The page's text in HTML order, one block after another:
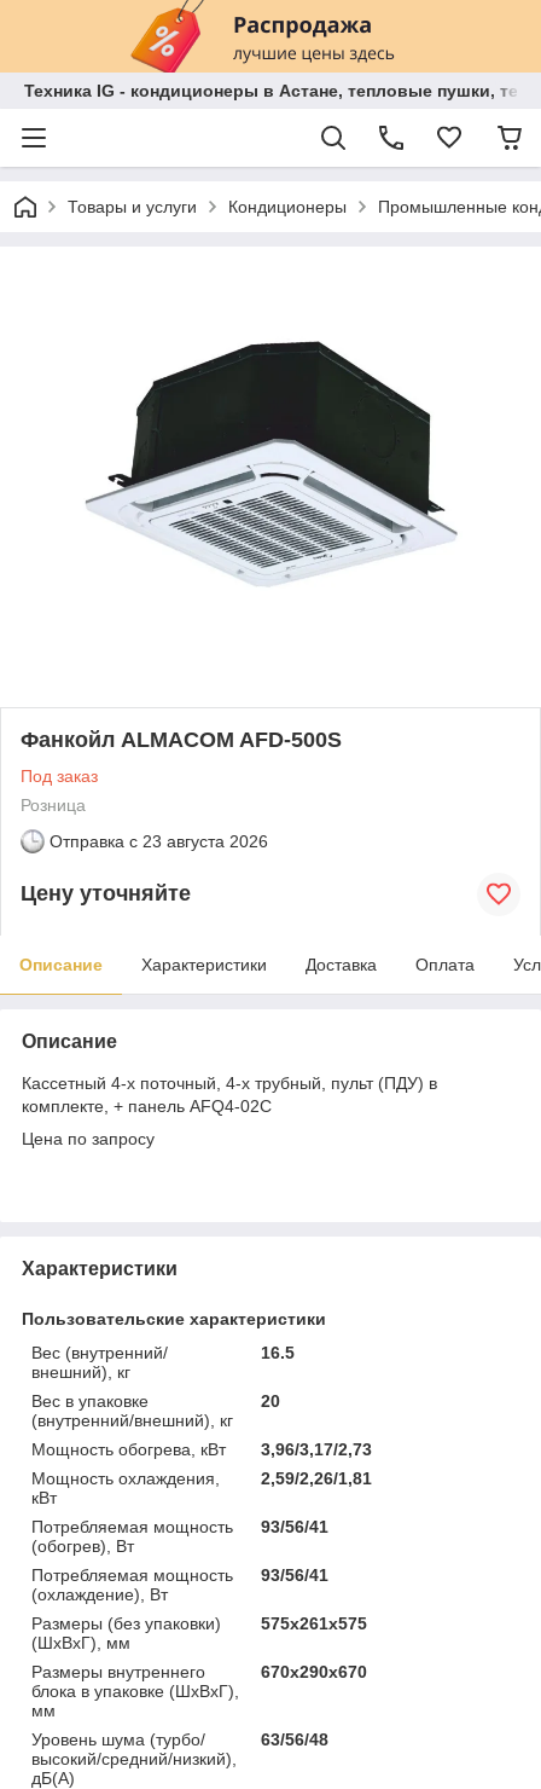
Техника IG - кондиционеры в Астане, тепловые пушки,
Товары и услуги Кондиционеры Промышленные
Фанкойл ALMACOM AFD-500S
Под заказ
Розница
Отправка с 23 августа 2026
Цену уточняйте
Описание Характеристики Доставка Оплата
Описание
Кассетный 4-х поточный, 4-х трубный, пульт (ПДУ) в
комплекте, + панель AFQ4-02C
Цена по запросу
Характеристики
Пользовательские характеристики
Вес (внутренний/
внешний), кг
16.5
Вес в упаковке
(внутренний/внешний), кг
20
Мощность обогрева, кВт
3,96/3,17/2,73
Мощность охлаждения,
кВт
2,59/2,26/1,81
Потребляемая мощность
(обогрев), Вт
93/56/41
Потребляемая мощность
(охлаждение), Вт
93/56/41
Размеры (без упаковки)
(ШхВхГ), мм
575х261х575
Размеры внутреннего
блока в упаковке (ШхВхГ),
мм
670х290х670
Уровень шума (турбо/
высокий/средний/низкий),
дБ(А)
63/56/48